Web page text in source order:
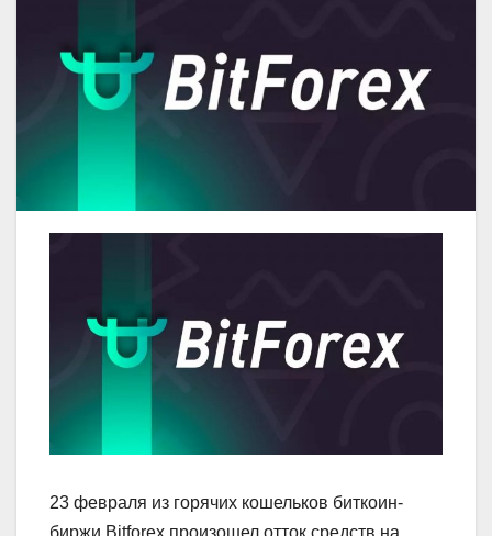
23 февраля из горячих кошельков биткоин-
биржи Bitforex произошел отток средств на